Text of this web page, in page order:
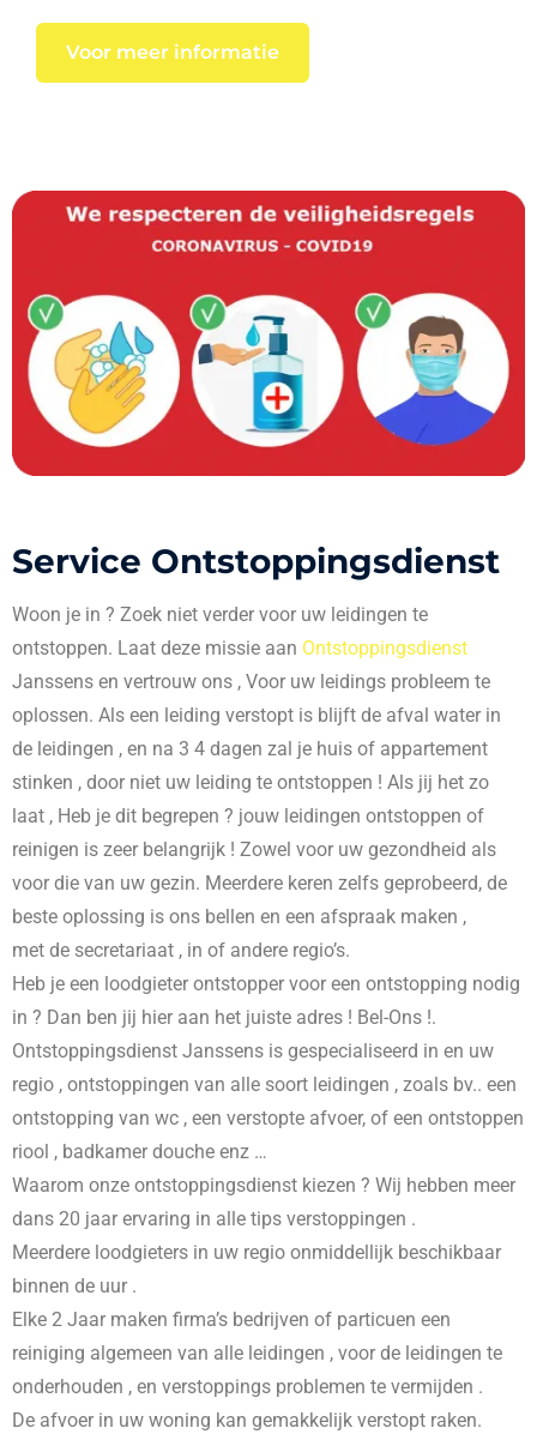
Voor meer informatie
Service Ontstoppingsdienst
Woon je in ? Zoek niet verder voor uw leidingen te
ontstoppen. Laat deze missie aan Ontstoppingsdienst
Janssens en vertrouw ons , Voor uw leidings probleem te
oplossen. Als een leiding verstopt is blijft de afval water in
de leidingen , en na 3 4 dagen zal je huis of appartement
stinken , door niet uw leiding te ontstoppen ! Als jij het zo
laat , Heb je dit begrepen ? jouw leidingen ontstoppen of
reinigen is zeer belangrijk ! Zowel voor uw gezondheid als
voor die van uw gezin. Meerdere keren zelfs geprobeerd, de
beste oplossing is ons bellen en een afspraak maken ,
met de secretariaat , in of andere regio’s.
Heb je een loodgieter ontstopper voor een ontstopping nodig
in ? Dan ben jij hier aan het juiste adres ! Bel-Ons !.
Ontstoppingsdienst Janssens is gespecialiseerd in en uw
regio , ontstoppingen van alle soort leidingen , zoals bv.. een
ontstopping van wc , een verstopte afvoer, of een ontstoppen
riool , badkamer douche enz …
Waarom onze ontstoppingsdienst kiezen ? Wij hebben meer
dans 20 jaar ervaring in alle tips verstoppingen .
Meerdere loodgieters in uw regio onmiddellijk beschikbaar
binnen de uur .
Elke 2 Jaar maken firma’s bedrijven of particuen een
reiniging algemeen van alle leidingen , voor de leidingen te
onderhouden , en verstoppings problemen te vermijden .
De afvoer in uw woning kan gemakkelijk verstopt raken.